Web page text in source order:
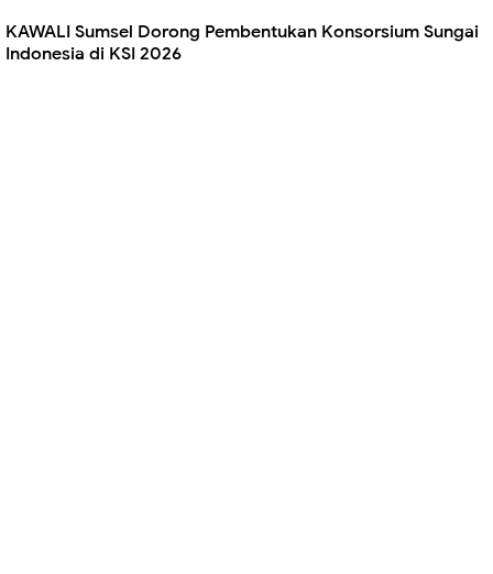
KAWALI Sumsel Dorong Pembentukan Konsorsium Sungai
Indonesia di KSI 2026